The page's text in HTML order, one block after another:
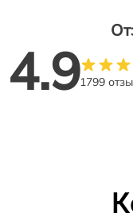
4.91799